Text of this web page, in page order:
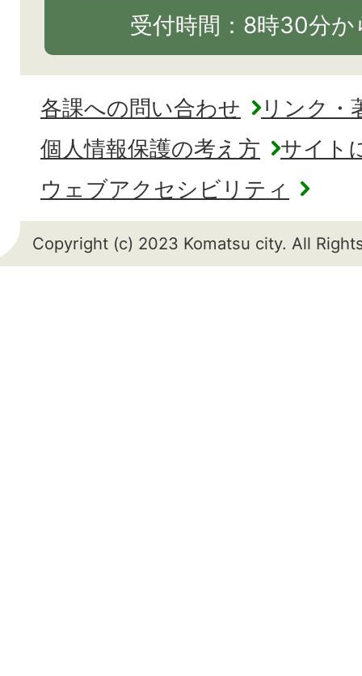
受付時間：8時30分
各課への問い合わせ
リンク・
個人情報保護の考え方
サイト
ウェブアクセシビリティ
Copyright (c) 2023 Komatsu city. All